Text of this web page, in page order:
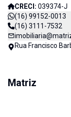
CRECI: 039374-J
(16) 99152-0013
(16) 3111-7532
Rua Francisco
Matriz